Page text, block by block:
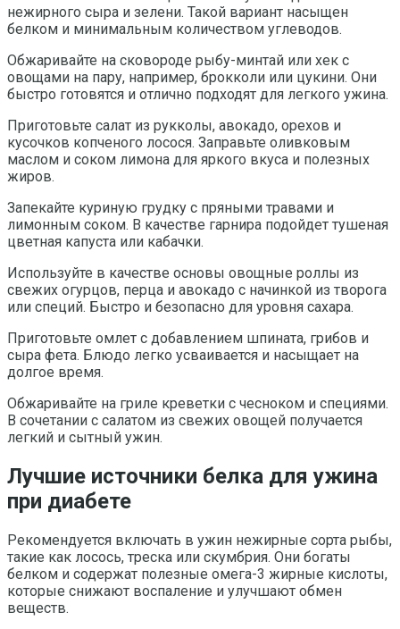
нежирного сыра и зелени. Такой вариант насыщен
белком и минимальным количеством углеводов.
Обжаривайте на сковороде рыбу-минтай или хек с
овощами на пару, например, брокколи или цукини. Они
быстро готовятся и отлично подходят для легкого ужина.
Приготовьте салат из рукколы, авокадо, орехов и
кусочков копченого лосося. Заправьте оливковым
маслом и соком лимона для яркого вкуса и полезных
жиров.
Запекайте куриную грудку с пряными травами и
лимонным соком. В качестве гарнира подойдет тушеная
цветная капуста или кабачки.
Используйте в качестве основы овощные роллы из
свежих огурцов, перца и авокадо с начинкой из творога
или специй. Быстро и безопасно для уровня сахара.
Приготовьте омлет с добавлением шпината, грибов и
сыра фета. Блюдо легко усваивается и насыщает на
долгое время.
Обжаривайте на гриле креветки с чесноком и специями.
В сочетании с салатом из свежих овощей получается
легкий и сытный ужин.
Лучшие источники белка для ужина
при диабете
Рекомендуется включать в ужин нежирные сорта рыбы,
такие как лосось, треска или скумбрия. Они богаты
белком и содержат полезные омега-3 жирные кислоты,
которые снижают воспаление и улучшают обмен
веществ.